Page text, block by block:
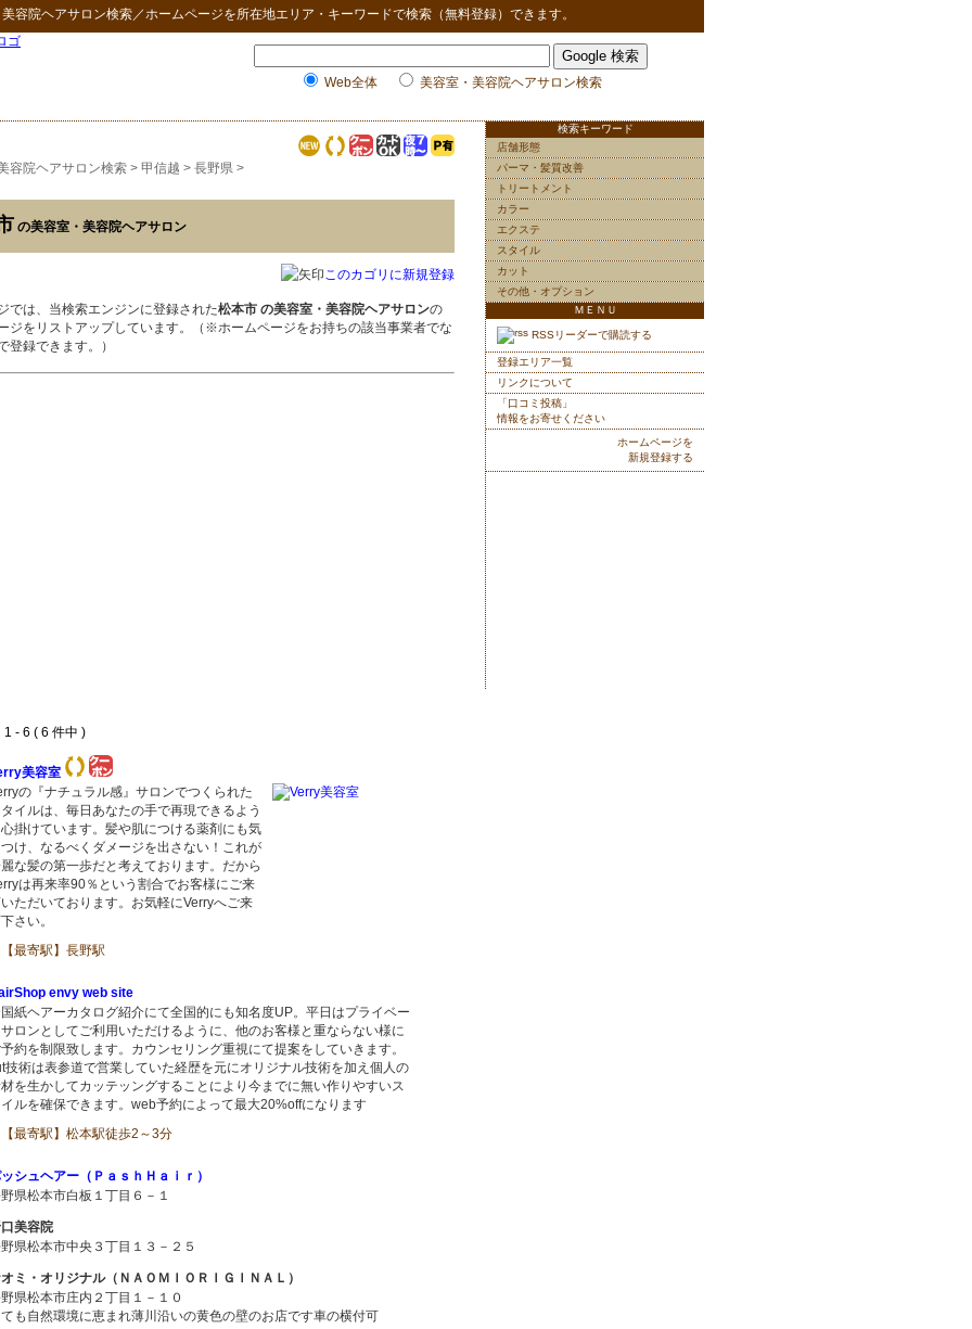
容院ヘアサロン検索／ホームページを所在地エリア・キーワードで検索（無料登録）できます。
Web全体 美容室・美容院ヘアサロン検索
容院ヘアサロン検索 > 甲信越 > 長野県 >
の美容室・美容院ヘアサロン
このカゴリに新規登録
では、当検索エンジンに登録された松本市 の美容室・美容院ヘアサロンの
ジをリストアップしています。（※ホームページをお持ちの該当事業者でな
登録できます。）
- 6 ( 6 件中 )
美容室
の『ナチュラル感』サロンでつくられた
イルは、毎日あなたの手で再現できるよう
掛けています。髪や肌につける薬剤にも気
け、なるべくダメージを出さない！これが
な髪の第一歩だと考えております。だから
は再来率90％という割合でお客様にご来
ただいております。お気軽にVerryへご来
さい。
【最寄駅】長野駅
envy web site
紙ヘアーカタログ紹介にて全国的にも知名度UP。平日はプライベー
サロンとしてご利用いただけるように、他のお客様と重ならない様に
約を制限致します。カウンセリング重視にて提案をしていきます。
技術は表参道で営業していた経歴を元にオリジナル技術を加え個人の
を生かしてカッテッングすることにより今までに無い作りやすいス
ルを確保できます。web予約によって最大20%offになります
【最寄駅】松本駅徒歩2～3分
シュヘアー（ＰａｓｈＨａｉｒ）
県松本市白板１丁目６－１
美容院
県松本市中央３丁目１３－２５
ミ・オリジナル（ＮＡＯＭＩＯＲＩＧＩＮＡＬ）
県松本市庄内２丁目１－１０
ても自然環境に恵まれ薄川沿いの黄色の壁のお店です車の横付可
検索キーワード
店舗形態
パーマ・髪質改善
トリートメント
カラー
エクステ
スタイル
カット
その他・オプション
ＭＥＮＵ
RSSリーダーで購読する
登録エリア一覧
リンクについて
「口コミ投稿」
情報をお寄せください
ホームページを
新規登録する